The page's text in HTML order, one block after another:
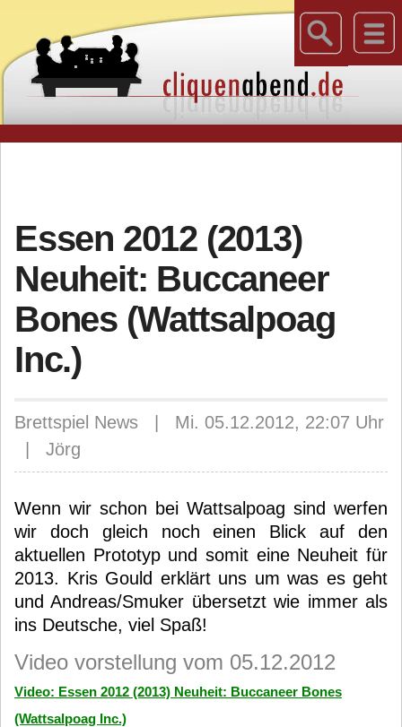
Essen 2012 (2013)
Neuheit: Buccaneer
Bones (Wattsalpoag
Inc.)
Brettspiel News | Mi. 05.12.2012, 22:07 Uhr
| Jörg
Wenn wir schon bei Wattsalpoag sind werfen
wir doch gleich noch einen Blick auf den
aktuellen Prototyp und somit eine Neuheit für
2013. Kris Gould erklärt uns um was es geht
und Andreas/Smuker übersetzt wie immer als
ins Deutsche, viel Spaß!
Video vorstellung vom 05.12.2012
Video: Essen 2012 (2013) Neuheit: Buccaneer Bones
(Wattsalpoag Inc.)